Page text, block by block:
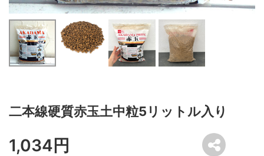
二本線硬質赤玉土中粒5リットル入り
1,034円